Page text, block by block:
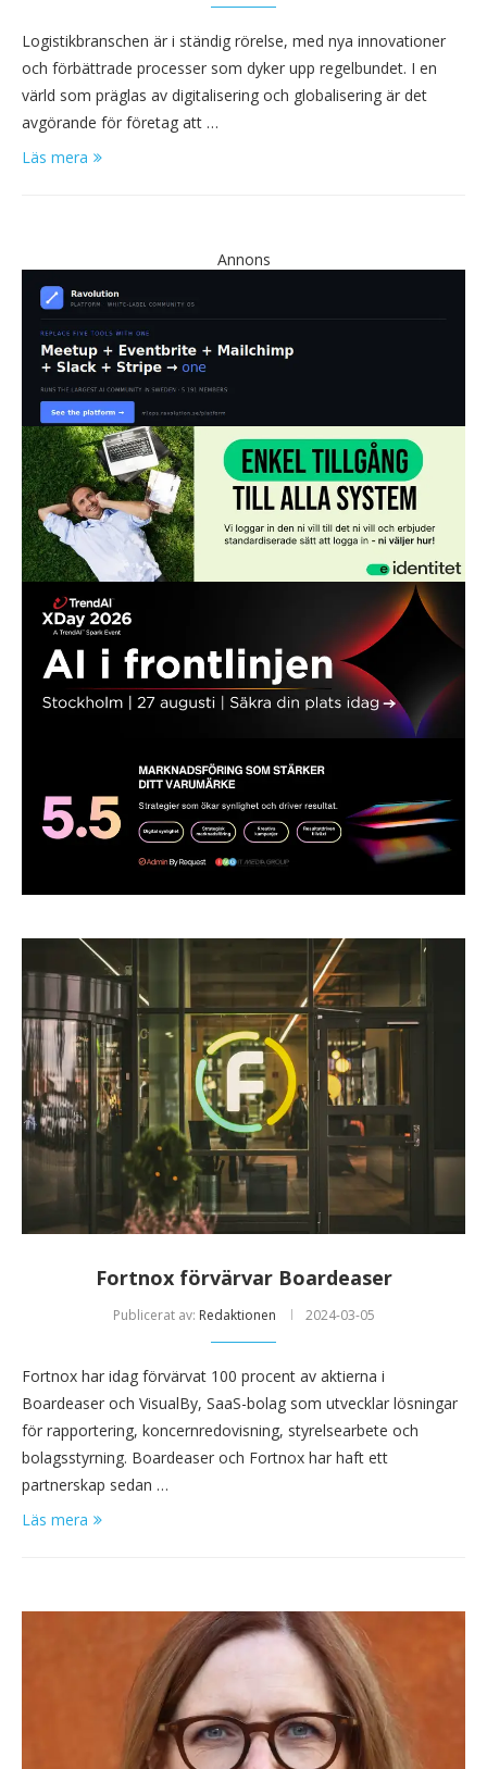
Logistikbranschen är i ständig rörelse, med nya innovationer
och förbättrade processer som dyker upp regelbundet. I en
värld som präglas av digitalisering och globalisering är det
avgörande för företag att …
Läs mera
Annons
Fortnox förvärvar Boardeaser
Publicerat av: Redaktionen 2024-03-05
Fortnox har idag förvärvat 100 procent av aktierna i
Boardeaser och VisualBy, SaaS-bolag som utvecklar lösningar
för rapportering, koncernredovisning, styrelsearbete och
bolagsstyrning. Boardeaser och Fortnox har haft ett
partnerskap sedan …
Läs mera